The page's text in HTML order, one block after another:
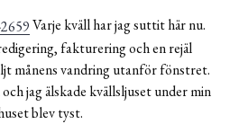
Varje kväll har jag suttit här nu.
fakturering och en rejäl
månens vandring utanför fönstret.
jag älskade kvällsljuset under min
blev tyst.